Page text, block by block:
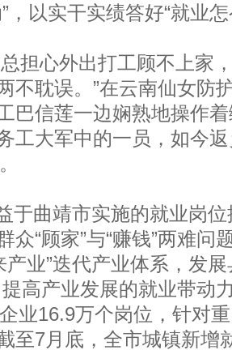
，以实干实绩答好“就业
心外出打工顾不上家，
不耽误。”在云南仙女防
巴信莲一边娴熟地操作
工大军中的一员，如今
靖市实施的就业岗位
众“顾家”与“赚钱”两难问
产业”迭代产业体系，发
提高产业发展的就业带动
业16.9万个岗位，针对
至7月底，全市城镇新增